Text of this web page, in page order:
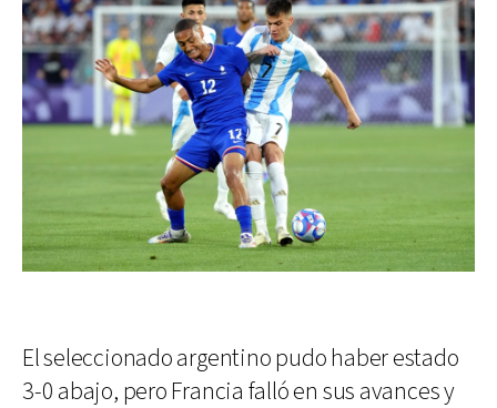
El seleccionado argentino pudo haber estado
3-0 abajo, pero Francia falló en sus avances y